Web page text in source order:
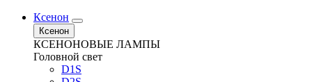
Ксенон
Ксенон
КСЕНОНОВЫЕ ЛАМПЫ
Головной свет
D1S